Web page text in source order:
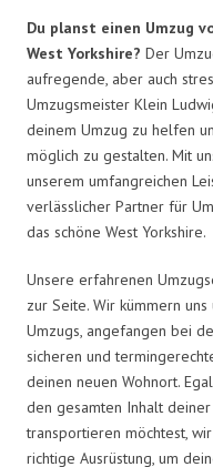
Du planst einen Umzug
West Yorkshire? Der
aufregende, aber auch
Umzugsmeister Klein
deinem Umzug zu helfen
möglich zu gestalten. Mit
unserem umfangreichen
verlässlicher Partner für
das schöne West Yorkshire.
Unsere erfahrenen
zur Seite. Wir kümmern
Umzugs, angefangen bei
sicheren und
deinen neuen Wohnort.
den gesamten Inhalt
transportieren möchtest,
richtige Ausrüstung, um